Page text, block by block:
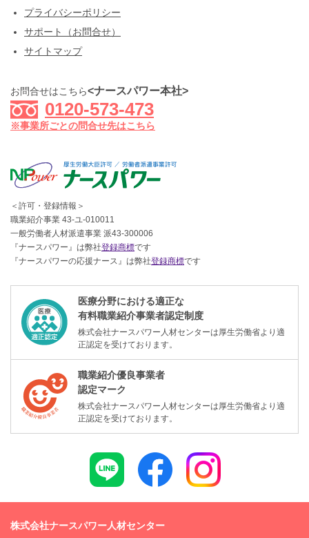
プライバシーポリシー
サポート（お問合せ）
サイトマップ
お問合せはこちら<ナースパワー本社>
0120-573-473
※事業所ごとの問合せ先はこちら
＜許可・登録情報＞
職業紹介事業 43-ユ-010011
一般労働者人材派遣事業 派43-300006
『ナースパワー』は弊社登録商標です
『ナースパワーの応援ナース』は弊社登録商標です
医療分野における適正な
有料職業紹介事業者認定制度
株式会社ナースパワー人材センターは厚生労働省より適
正認定を受けております。
職業紹介優良事業者
認定マーク
株式会社ナースパワー人材センターは厚生労働省より適
正認定を受けております。
株式会社ナースパワー人材センター